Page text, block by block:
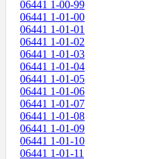
06441 1-00-99
06441 1-01-00
06441 1-01-01
06441 1-01-02
06441 1-01-03
06441 1-01-04
06441 1-01-05
06441 1-01-06
06441 1-01-07
06441 1-01-08
06441 1-01-09
06441 1-01-10
06441 1-01-11